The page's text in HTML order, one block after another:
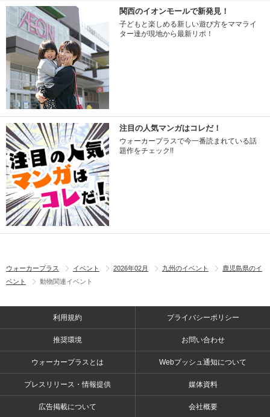
関西のイオンモールで新発見！
子どもと楽しめる新しい遊び方をママライ
ター達が現地から最新リポ！
注目の人気マンガはコレだ！
ウォーカープラスで今一番読まれている話
題作をチェック!!
ウォーカープラス イベント 2026年02月 九州のイベント
鹿児島県のイ
ベント
動物関連イベント
利用規約 プライバシーポリシー
推奨環境 お問い合わせ
ウォーカープラスとは Webプッシュ通知について
プレスリリース・情報提供 媒体資料
広告掲載について 会社概要